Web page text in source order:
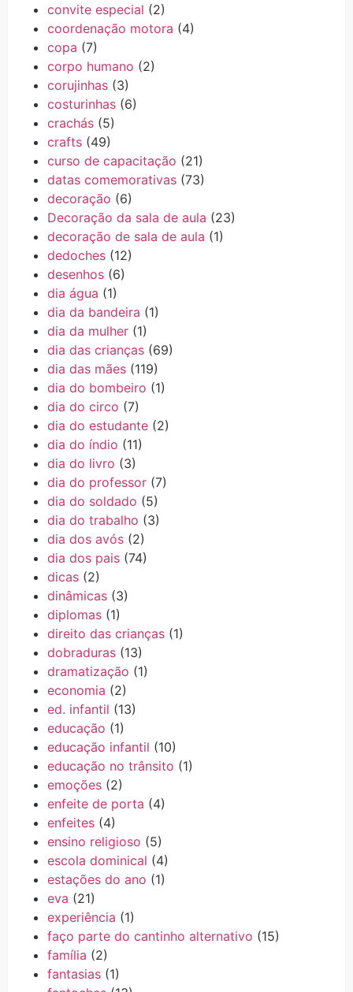
convite especial (2)
coordenação motora (4)
copa (7)
corpo humano (2)
corujinhas (3)
costurinhas (6)
crachás (5)
crafts (49)
curso de capacitação (21)
datas comemorativas (73)
decoração (6)
Decoração da sala de aula (23)
decoração de sala de aula (1)
dedoches (12)
desenhos (6)
dia água (1)
dia da bandeira (1)
dia da mulher (1)
dia das crianças (69)
dia das mães (119)
dia do bombeiro (1)
dia do circo (7)
dia do estudante (2)
dia do índio (11)
dia do livro (3)
dia do professor (7)
dia do soldado (5)
dia do trabalho (3)
dia dos avós (2)
dia dos pais (74)
dicas (2)
dinâmicas (3)
diplomas (1)
direito das crianças (1)
dobraduras (13)
dramatização (1)
economia (2)
ed. infantil (13)
educação (1)
educação infantil (10)
educação no trânsito (1)
emoções (2)
enfeite de porta (4)
enfeites (4)
ensino religioso (5)
escola dominical (4)
estações do ano (1)
eva (21)
experiência (1)
faço parte do cantinho alternativo (15)
família (2)
fantasias (1)